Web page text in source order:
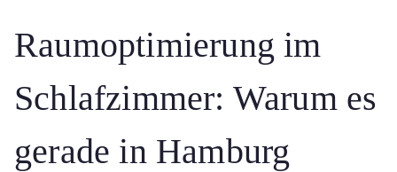
Raumoptimierung im
Schlafzimmer: Warum es
gerade in Hamburg